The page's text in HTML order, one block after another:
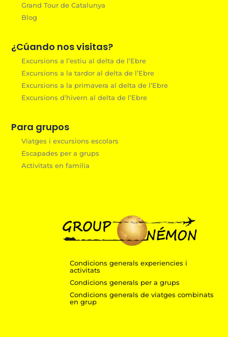
Grand Tour de Catalunya
Blog
¿Cúando nos visitas?
Excursions a l’estiu al delta de l’Ebre
Excursions a la tardor al delta de l’Ebre
Excursions a la primavera al delta de l’Ebre
Excursions d’hivern al delta de l’Ebre
Para grupos
Viatges i excursions escolars
Escapades per a grups
Activitats en família
Condicions generals experiencies i
activitats
Condicions generals per a grups
Condicions generals de viatges combinats
en grup